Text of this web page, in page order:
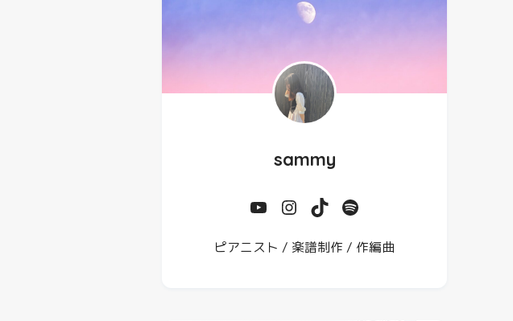
sammy
ピアニスト / 楽譜制作 / 作編曲